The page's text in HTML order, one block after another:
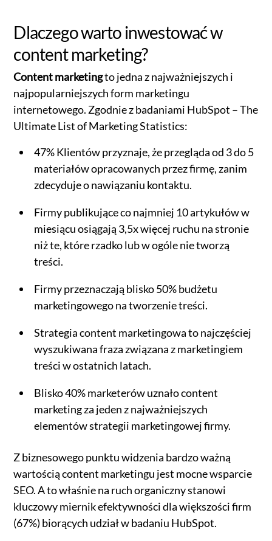
Dlaczego warto inwestować w
content marketing?
Content marketingto jedna z najważniejszych i
najpopularniejszych form marketingu
internetowego. Zgodnie z badaniami HubSpot – The
Ultimate List of Marketing Statistics:
47% Klientów przyznaje, że przegląda od 3 do 5
materiałów opracowanych przez firmę, zanim
zdecyduje o nawiązaniu kontaktu.
Firmy publikujące co najmniej 10 artykułów w
miesiącu osiągają 3,5x więcej ruchu na stronie
niż te, które rzadko lub w ogóle nie tworzą
treści.
Firmy przeznaczają blisko 50% budżetu
marketingowego na tworzenie treści.
Strategia content marketingowa to najczęściej
wyszukiwana fraza związana z marketingiem
treści w ostatnich latach.
Blisko 40% marketerów uznało content
marketing za jeden z najważniejszych
elementów strategii marketingowej firmy.
Z biznesowego punktu widzenia bardzo ważną
wartością content marketingu jest mocne wsparcie
SEO. A to właśnie na ruch organiczny stanowi
kluczowy miernik efektywności dla większości firm
(67%) biorących udział w badaniu HubSpot.